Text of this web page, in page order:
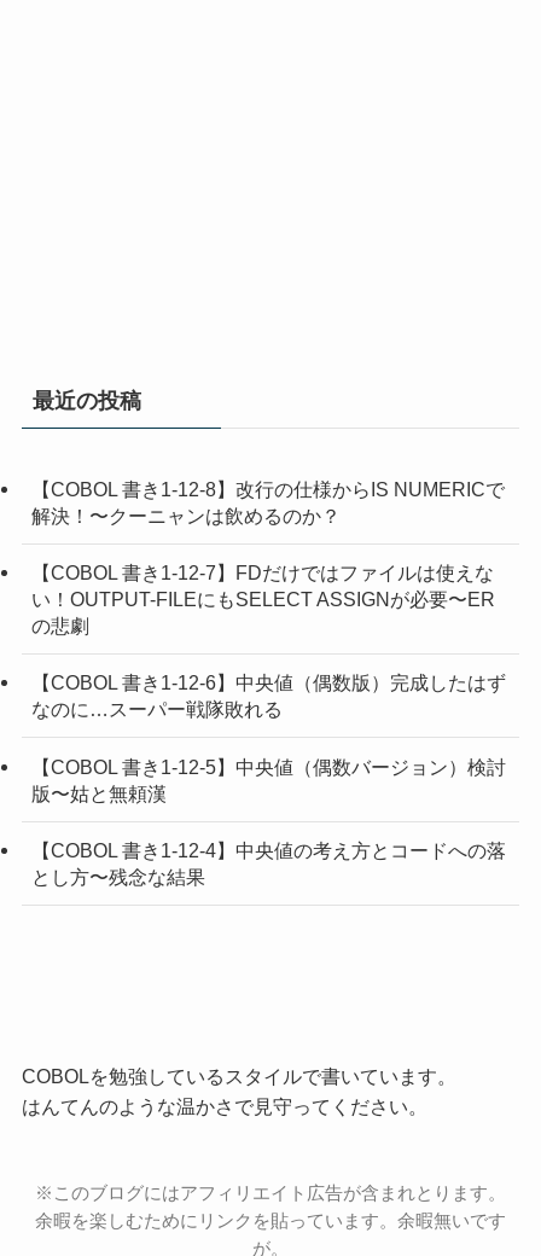
最近の投稿
【COBOL 書き1-12-8】改行の仕様からIS NUMERICで
解決！〜クーニャンは飲めるのか？
【COBOL 書き1-12-7】FDだけではファイルは使えな
い！OUTPUT-FILEにもSELECT ASSIGNが必要〜ER
の悲劇
【COBOL 書き1-12-6】中央値（偶数版）完成したはず
なのに…スーパー戦隊敗れる
【COBOL 書き1-12-5】中央値（偶数バージョン）検討
版〜姑と無頼漢
【COBOL 書き1-12-4】中央値の考え方とコードへの落
とし方〜残念な結果
COBOLを勉強しているスタイルで書いています。
はんてんのような温かさで見守ってください。
※このブログにはアフィリエイト広告が含まれとります。
余暇を楽しむためにリンクを貼っています。余暇無いです
が。